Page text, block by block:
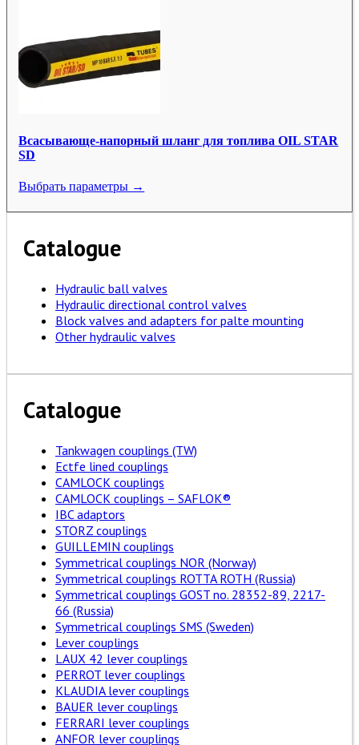
Всасывающе-напорный шланг для топлива OIL STAR
SD
Выбрать параметры →
Catalogue
Hydraulic ball valves
Hydraulic directional control valves
Block valves and adapters for palte mounting
Other hydraulic valves
Catalogue
Tankwagen couplings (TW)
Ectfe lined couplings
CAMLOCK couplings
CAMLOCK couplings – SAFLOK®
IBC adaptors
STORZ couplings
GUILLEMIN couplings
Symmetrical couplings NOR (Norway)
Symmetrical couplings ROTTA ROTH (Russia)
Symmetrical couplings GOST no. 28352-89, 2217-
66 (Russia)
Symmetrical couplings SMS (Sweden)
Lever couplings
LAUX 42 lever couplings
PERROT lever couplings
KLAUDIA lever couplings
BAUER lever couplings
FERRARI lever couplings
ANFOR lever couplings